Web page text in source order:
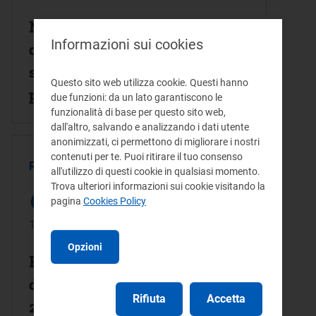
Modalita' per l'utilizzazione
delle risorse del Fondo per il
sostegno delle famiglie delle
persone con malattia grave
che utilizzano l'energia
elettrica per apparecchiature
mediche necessarie al
mantenimento in vita.
REGOLAMENTO - (PUBBLICATO)
19/12/2022
Regolamento (UE) 2022/2576
del Consiglio del 19 dicembre
2022 che promuove la
Informazioni sui cookies
Questo sito web utilizza cookie. Questi hanno
due funzioni: da un lato garantiscono le
funzionalità di base per questo sito web,
dall'altro, salvando e analizzando i dati utente
anonimizzati, ci permettono di migliorare i nostri
contenuti per te. Puoi ritirare il tuo consenso
all'utilizzo di questi cookie in qualsiasi momento.
Trova ulteriori informazioni sui cookie visitando la
pagina Cookies Policy
Opzioni
Rifiuta Accetta